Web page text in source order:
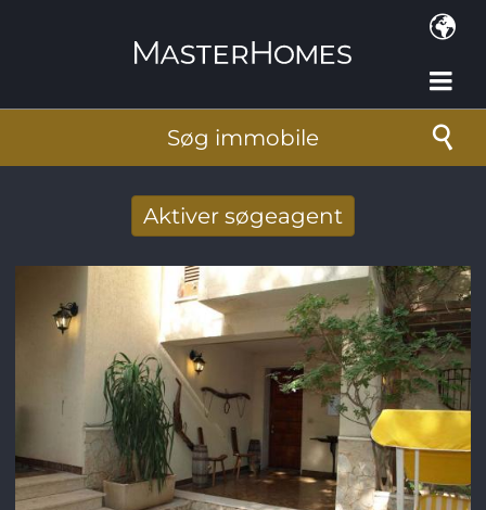
Søg immobile
Aktiver søgeagent
E-mail-adresse*